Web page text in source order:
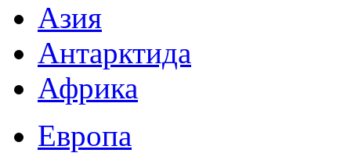
Азия
Антарктида
Африка
Европа